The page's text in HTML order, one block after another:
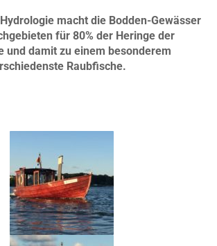
macht die Bodden-Gewässer
für 80% der Heringe der
und damit zu einem besonderem
Raubfische.